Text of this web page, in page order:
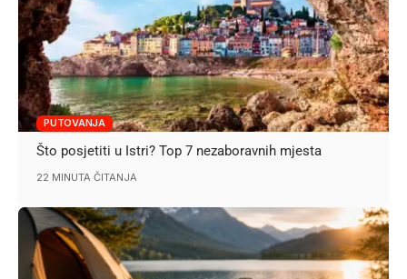
PUTOVANJA
Što posjetiti u Istri? Top 7 nezaboravnih mjesta
22 MINUTA ČITANJA